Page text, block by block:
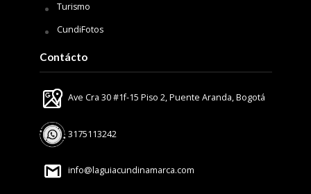
Turismo
CundiFotos
Contácto
Ave Cra 30 #1f-15 Piso 2, Puente Aranda, Bogotá
3175113242
info@laguiacundinamarca.com